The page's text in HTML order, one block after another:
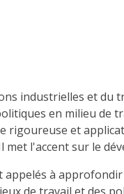
industrielles et du
en milieu de
rigoureuse et
l'accent sur le
à